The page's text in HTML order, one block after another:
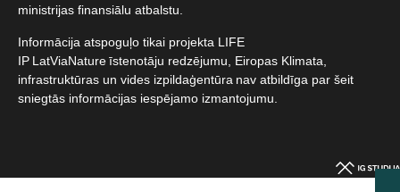
ministrijas finansiālu atbalstu.​
Informācija atspoguļo tikai projekta LIFE
IP LatViaNature īstenotāju redzējumu, Eiropas Klimata,
infrastruktūras un vides izpildaģentūra nav atbildīga par šeit
sniegtās informācijas iespējamo izmantojumu.​